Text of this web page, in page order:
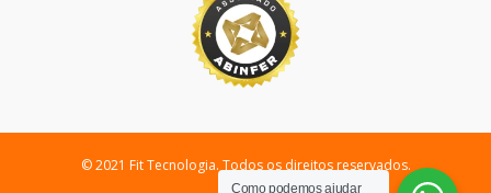
© 2021 Fit Tecnologia. Todos os direitos reservados.
Como podemos ajudar